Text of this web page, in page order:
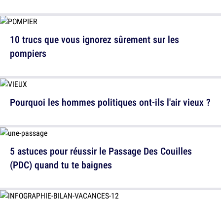
10 trucs que vous ignorez sûrement sur les
pompiers
5 astuces pour réussir le Passage Des Couilles
(PDC) quand tu te baignes
Pourquoi les hommes politiques ont-ils l'air vieux ?